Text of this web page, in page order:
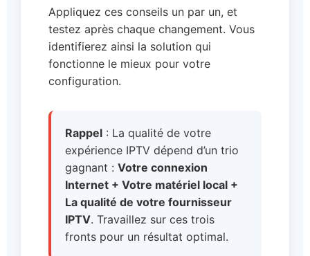
Appliquez ces conseils un par un, et
testez après chaque changement. Vous
identifierez ainsi la solution qui
fonctionne le mieux pour votre
configuration.
Rappel : La qualité de votre
expérience IPTV dépend d’un trio
gagnant : Votre connexion
Internet + Votre matériel local +
La qualité de votre fournisseur
IPTV. Travaillez sur ces trois
fronts pour un résultat optimal.